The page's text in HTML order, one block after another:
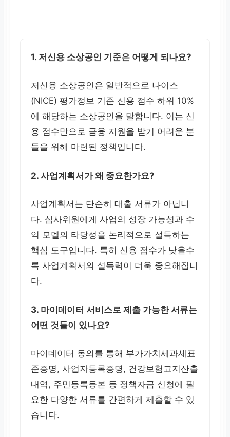
1. 저신용 소상공인 기준은 어떻게 되나요?
저신용 소상공인은 일반적으로 나이스
(NICE) 평가정보 기준 신용 점수 하위 10%
에 해당하는 소상공인을 말합니다. 이는 신
용 점수만으로 금융 지원을 받기 어려운 분
들을 위해 마련된 정책입니다.
2. 사업계획서가 왜 중요한가요?
사업계획서는 단순히 대출 서류가 아닙니
다. 심사위원에게 사업의 성장 가능성과 수
익 모델의 타당성을 논리적으로 설득하는
핵심 도구입니다. 특히 신용 점수가 낮을수
록 사업계획서의 설득력이 더욱 중요해집니
다.
3. 마이데이터 서비스로 제출 가능한 서류는
어떤 것들이 있나요?
마이데이터 동의를 통해 부가가치세과세표
준증명, 사업자등록증명, 건강보험고지산출
내역, 주민등록등본 등 정책자금 신청에 필
요한 다양한 서류를 간편하게 제출할 수 있
습니다.